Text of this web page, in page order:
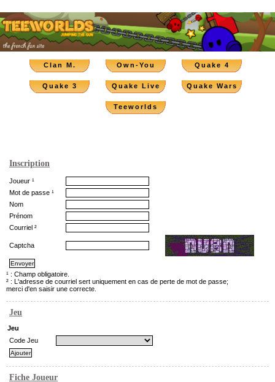
Clan M. Own-You Quake 4
Quake 3 Quake Live Quake Wars
Teeworlds
Inscription
Joueur ¹
Mot de passe ¹
Nom
Prénom
Courriel ²
Captcha
¹ : Champ obligatoire.
² : L'adresse de courriel sert uniquement en cas de perte de mot de passe;
merci d'en saisir une correcte.
Jeu
Jeu
Code Jeu
Fiche Joueur